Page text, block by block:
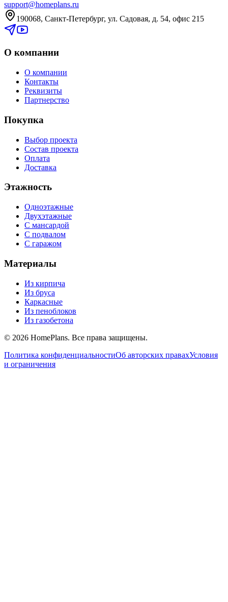
support@homeplans.ru
190068, Санкт-Петербург, ул. Садовая, д. 54, офис 215
О компании
О компании
Контакты
Реквизиты
Партнерство
Покупка
Выбор проекта
Состав проекта
Оплата
Доставка
Этажность
Одноэтажные
Двухэтажные
С мансардой
С подвалом
С гаражом
Материалы
Из кирпича
Из бруса
Каркасные
Из пеноблоков
Из газобетона
© 2026 HomePlans. Все права защищены.
Политика конфиденциальностиОб авторских правахУсловия
и ограничения